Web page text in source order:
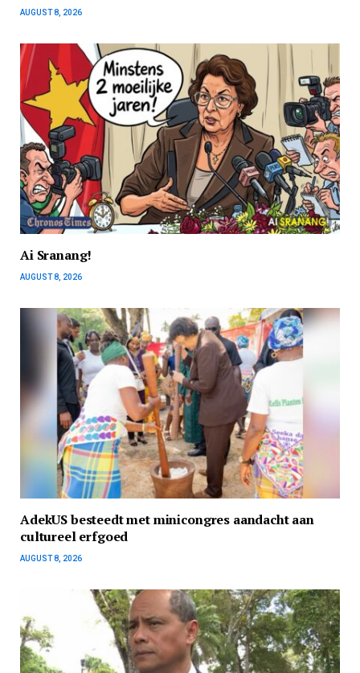
AUGUST 8, 2026
Ai Sranang!
AUGUST 8, 2026
AdekUS besteedt met minicongres aandacht aan
cultureel erfgoed
AUGUST 8, 2026